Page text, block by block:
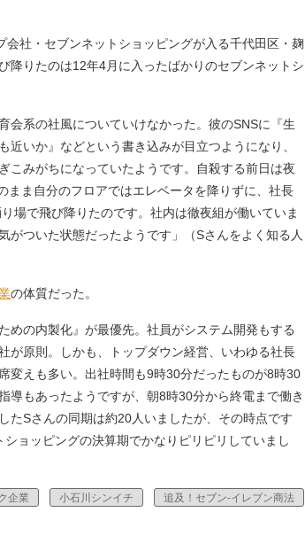
社・セブンネットショッピングが入る千代田区・麹
降りたのは12年4月に入ったばかりのセブンネットシ
会系の社風についていけなかった。彼のSNSに『生
いか』などという書き込みが目立つようになり、
こみがちになっていたようです。自殺する前日は夜
まま自分のフロアではエレベータを降りずに、社長
場で飛び降りたのです。社内は徹夜組が働いていま
がついた状態だったようです」（Sさんをよく知る人
の体質だった。
めの内製化』が最優先。社員がシステム開発もする
が原則。しかも、トップダウン経営、いわゆる社長
変えも多い。出社時間も9時30分だったものが8時30
導もあったようですが、朝8時30分から終電まで働き
たSさんの同期は約20人いましたが、その時点です
ョッピングの決算期でかなりピリピリしていまし
企業 小石川シンイチ 追及！セブン‐イレブン商法